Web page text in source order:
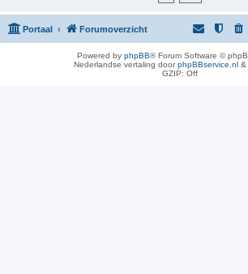
Portaal Forumoverzicht
Powered byphpBB® Forum Software ©
Nederlandse vertaling doorphpBBservice.nl
GZIP: Off